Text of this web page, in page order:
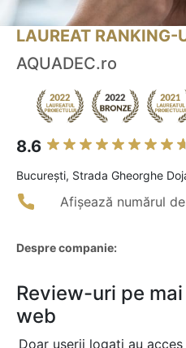
LAUREAT RANKING-
AQUADEC.ro
8.6
Bucureşti, Strada Gheorghe
Afișează numărul
Despre companie:
Review-uri pe
web
Doar userii logați au